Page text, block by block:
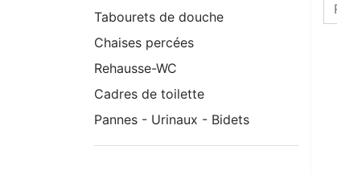
Tabourets de douche
Chaises percées
Rehausse-WC
Cadres de toilette
Pannes - Urinaux - Bidets